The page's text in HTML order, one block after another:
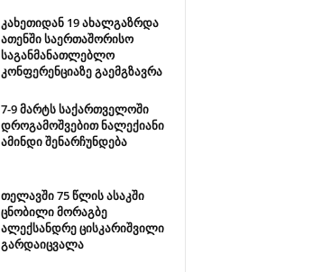
კახეთიდან 19 ახალგაზრდა
ათენში საერთაშორისო
საგანმანათლებლო
კონფერენციაზე გაემგზავრა
7-9 მარტს საქართველოში
დროგამოშვებით ნალექიანი
ამინდი შენარჩუნდება
თელავში 75 წლის ასაკში
ცნობილი მორაგბე
ალექსანდრე ცისკარიშვილი
გარდაიცვალა